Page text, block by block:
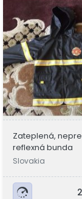
Zateplená,
reflexná bunda
Slovakia